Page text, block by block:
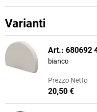
Varianti
Art.: 680692
bianco
Prezzo Netto
20,50 €